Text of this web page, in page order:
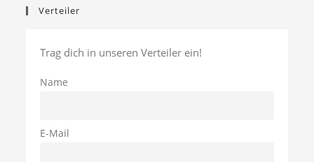
Verteiler
Trag dich in unseren Verteiler ein!
Name
E-Mail